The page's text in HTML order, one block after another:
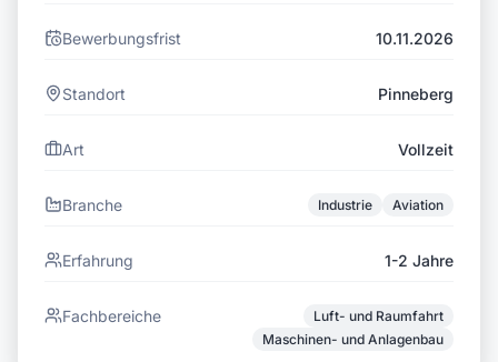
Bewerbungsfrist 10.11.2026
Standort Pinneberg
Art Vollzeit
Branche Industrie Aviation
Erfahrung 1-2 Jahre
Fachbereiche
Luft- und Raumfahrt
Maschinen- und Anlagenbau